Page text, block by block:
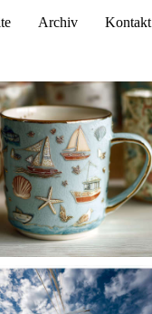
Archiv Kontakt